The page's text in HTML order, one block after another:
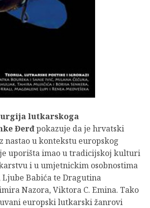
lutkarskoga
Đerđpokazuje da je hrvatski
u kontekstu europskog
uporišta imao u tradicijskoj kulturi
i u umjetnickim osobnostima
Ljube Babića te Dragutina
Nazora, Viktora C. Emina. Tako
europski lutkarski žanrovi